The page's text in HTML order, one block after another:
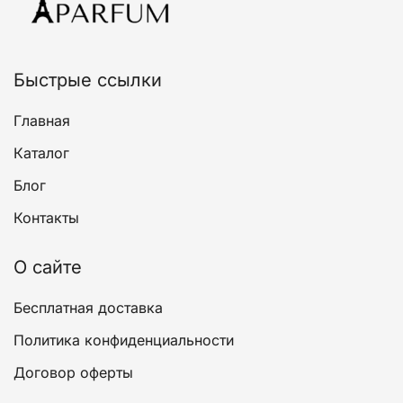
на
Быстрые ссылки
Главная
Каталог
Блог
Контакты
О сайте
Бесплатная доставка
Политика конфиденциальности
Договор оферты